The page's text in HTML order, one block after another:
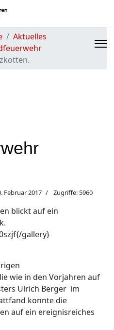
Aktuelles
Februar 2017 Zugriffe: 5960
blickt auf ein
gallery}
wie in den Vorjahren auf
Ulrich Berger im
konnte die
auf ein ereignisreiches